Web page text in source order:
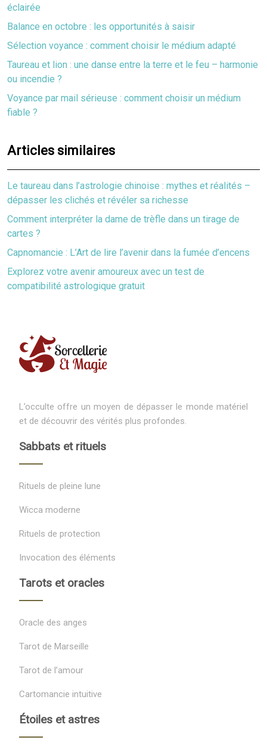
éclairée
Balance en octobre : les opportunités à saisir
Sélection voyance : comment choisir le médium adapté
Taureau et lion : une danse entre la terre et le feu – harmonie
ou incendie ?
Voyance par mail sérieuse : comment choisir un médium
fiable ?
Articles similaires
Le taureau dans l’astrologie chinoise : mythes et réalités –
dépasser les clichés et révéler sa richesse
Comment interpréter la dame de trèfle dans un tirage de
cartes ?
Capnomancie : L’Art de lire l’avenir dans la fumée d’encens
Explorez votre avenir amoureux avec un test de
compatibilité astrologique gratuit
L’occulte offre un moyen de dépasser le monde matériel
et de découvrir des vérités plus profondes.
Sabbats et rituels
Rituels de pleine lune
Wicca moderne
Rituels de protection
Invocation des éléments
Tarots et oracles
Oracle des anges
Tarot de Marseille
Tarot de l’amour
Cartomancie intuitive
Étoiles et astres